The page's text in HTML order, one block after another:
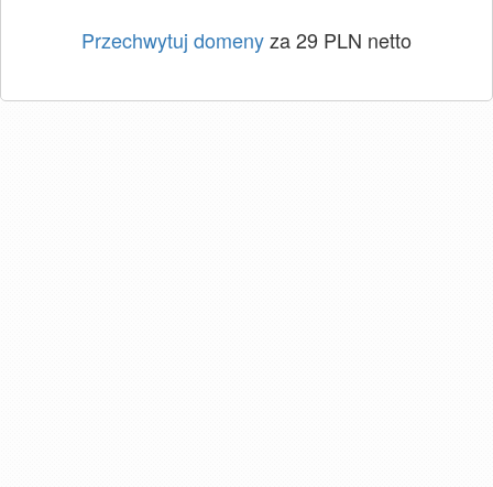
Przechwytuj domenyza 29 PLN netto